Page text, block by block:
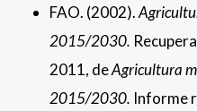
FAO. (2002).
2015/2030.
2011, deAgricultura
2015/2030. Informe